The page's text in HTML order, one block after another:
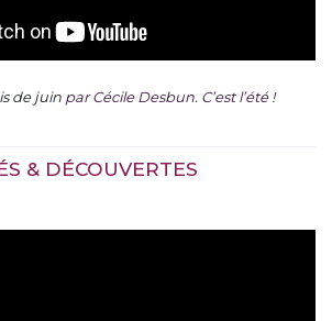
de juin par Cécile Desbun. C’est l’été !
& DÉCOUVERTES